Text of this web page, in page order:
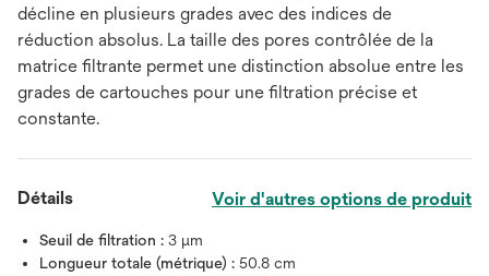
décline en plusieurs grades avec des indices de
réduction absolus. La taille des pores contrôlée de la
matrice filtrante permet une distinction absolue entre les
grades de cartouches pour une filtration précise et
constante.
Détails Voir d'autres options de produit
Seuil de filtration : 3 μm
Longueur totale (métrique) : 50.8 cm